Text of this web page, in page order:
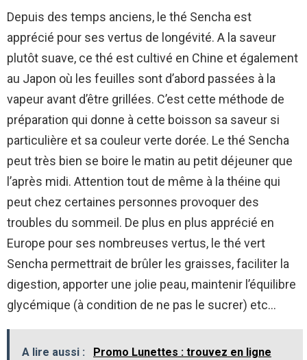
Depuis des temps anciens, le thé Sencha est
apprécié pour ses vertus de longévité. A la saveur
plutôt suave, ce thé est cultivé en Chine et également
au Japon où les feuilles sont d’abord passées à la
vapeur avant d’être grillées. C’est cette méthode de
préparation qui donne à cette boisson sa saveur si
particulière et sa couleur verte dorée. Le thé Sencha
peut très bien se boire le matin au petit déjeuner que
l’après midi. Attention tout de même à la théine qui
peut chez certaines personnes provoquer des
troubles du sommeil. De plus en plus apprécié en
Europe pour ses nombreuses vertus, le thé vert
Sencha permettrait de brûler les graisses, faciliter la
digestion, apporter une jolie peau, maintenir l’équilibre
glycémique (à condition de ne pas le sucrer) etc…
A lire aussi :
Promo Lunettes : trouvez en ligne